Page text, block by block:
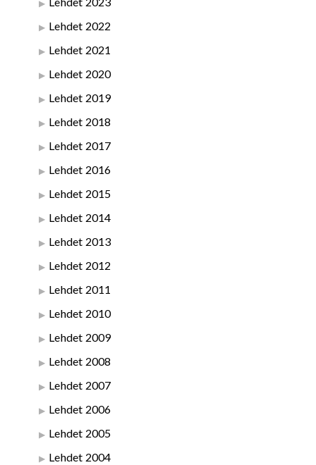
Lehdet 2022
Lehdet 2021
Lehdet 2020
Lehdet 2019
Lehdet 2018
Lehdet 2017
Lehdet 2016
Lehdet 2015
Lehdet 2014
Lehdet 2013
Lehdet 2012
Lehdet 2011
Lehdet 2010
Lehdet 2009
Lehdet 2008
Lehdet 2007
Lehdet 2006
Lehdet 2005
Lehdet 2004